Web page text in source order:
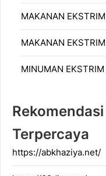
MAKANAN
MAKANAN
MINUMAN EKSTRIM
Terpercaya
https://abkhaziya.net/